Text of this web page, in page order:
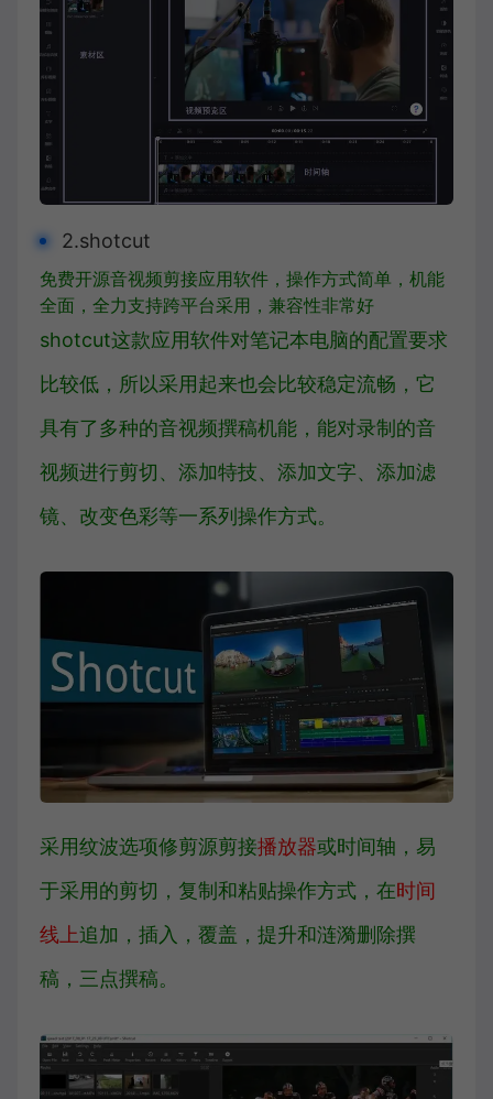
2.shotcut
免费开源音视频剪接应用软件，操作方式简单，机能
全面，全力支持跨平台采用，兼容性非常好
shotcut这款应用软件对笔记本电脑的配置要求
比较低，所以采用起来也会比较稳定流畅，它
具有了多种的音视频撰稿机能，能对录制的音
视频进行剪切、添加特技、添加文字、添加滤
镜、改变色彩等一系列操作方式。
采用纹波选项修剪源剪接播放器或时间轴，易
于采用的剪切，复制和粘贴操作方式，在时间
线上追加，插入，覆盖，提升和涟漪删除撰
稿，三点撰稿。